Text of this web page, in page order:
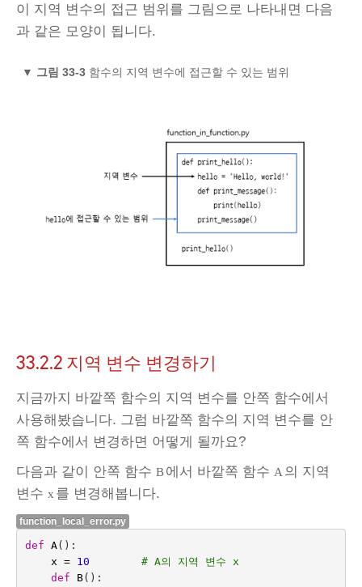
이 지역 변수의 접근 범위를 그림으로 나타내면 다음
과 같은 모양이 됩니다.
▼ 그림 33-3함수의 지역 변수에 접근할 수 있는 범위
33.2.2 지역 변수 변경하기
지금까지 바깥쪽 함수의 지역 변수를 안쪽 함수에서
사용해봤습니다. 그럼 바깥쪽 함수의 지역 변수를 안
쪽 함수에서 변경하면 어떻게 될까요?
다음과 같이 안쪽 함수 B에서 바깥쪽 함수 A 의 지역
변수 x 를 변경해봅니다.
function_local_error.py
def A():
x = 10
# A의 지역 변수 x
def
B():